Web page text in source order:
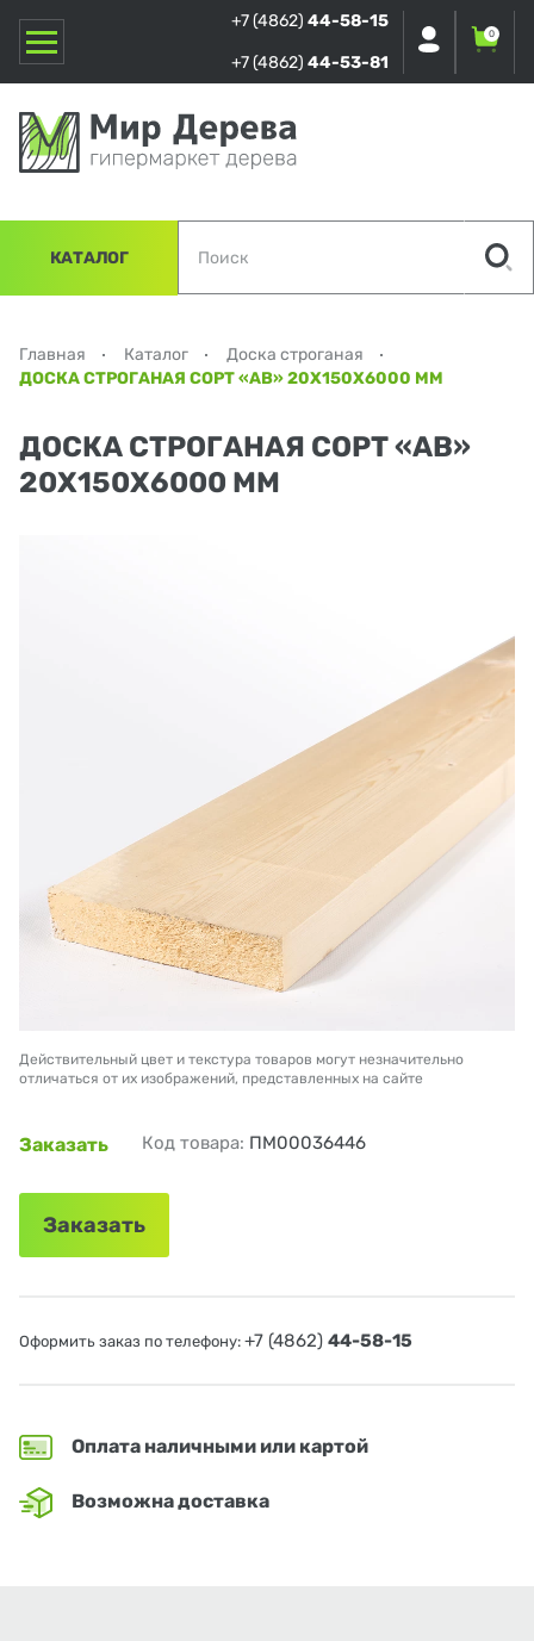
+7 (4862) 44-58-15
+7 (4862) 44-53-81
0
КАТАЛОГ
Главная Каталог
Доска строганая
ДОСКА СТРОГАНАЯ СОРТ «АВ» 20Х150Х6000 ММ
ДОСКА СТРОГАНАЯ СОРТ «АВ»
20Х150Х6000 ММ
Действительный цвет и текстура товаров могут незначительно
отличаться от их изображений, представленных на сайте
Заказать Код товара: ПМ00036446
Заказать
Оформить заказ по телефону: +7 (4862) 44-58-15
Оплата наличными или картой
Возможна доставка